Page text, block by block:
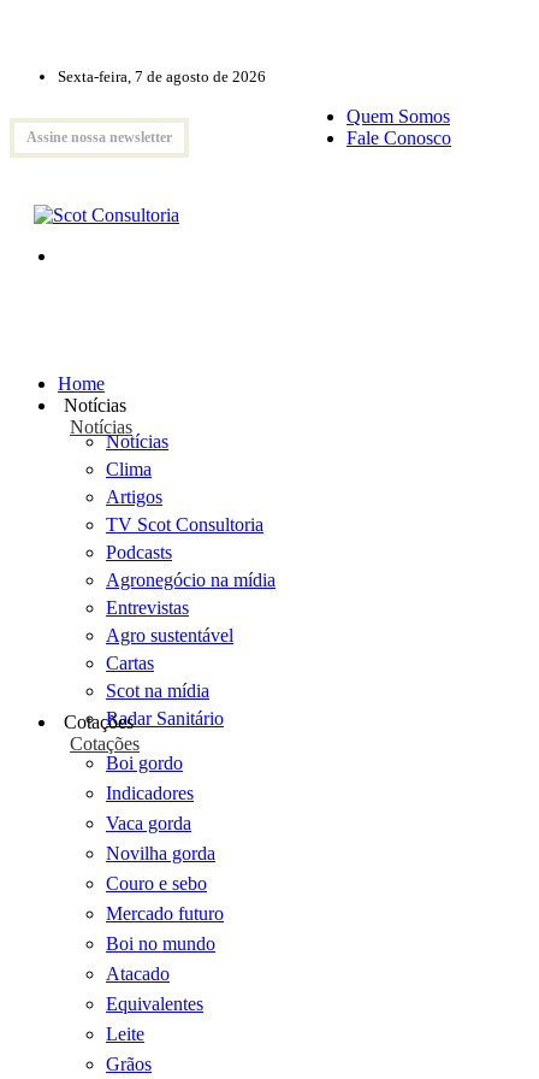
Sexta-feira, 7 de agosto de 2026
Assine nossa newsletter
Quem Somos
Fale Conosco
Home
Notícias
Notícias
Notícias
Clima
Artigos
TV Scot Consultoria
Podcasts
Agronegócio na mídia
Entrevistas
Agro sustentável
Cartas
Scot na mídia
Radar Sanitário
Cotações
Cotações
Boi gordo
Indicadores
Vaca gorda
Novilha gorda
Couro e sebo
Mercado futuro
Boi no mundo
Atacado
Equivalentes
Leite
Grãos